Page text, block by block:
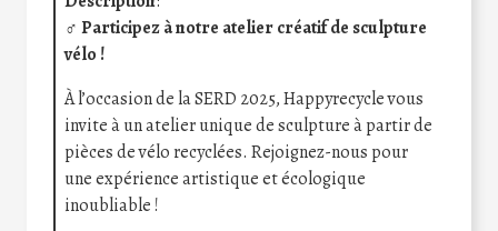
‍♂️ Participez à notre atelier créatif de sculpture
vélo !
À l’occasion de la SERD 2025, Happyrecycle vous
invite à un atelier unique de sculpture à partir de
pièces de vélo recyclées. Rejoignez-nous pour
une expérience artistique et écologique
inoubliable !